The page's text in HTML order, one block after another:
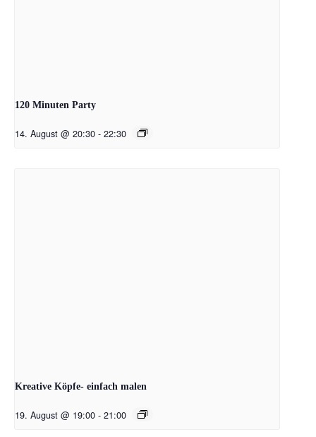
120 Minuten Party
14. August @ 20:30 - 22:30
Kreative Köpfe- einfach malen
19. August @ 19:00 - 21:00